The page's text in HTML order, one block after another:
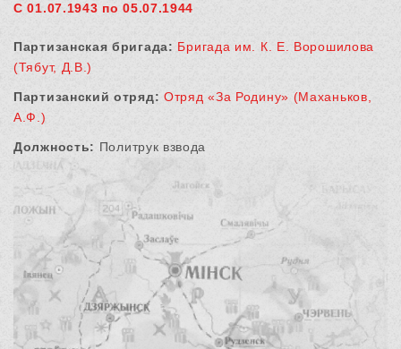
С 01.07.1943 по 05.07.1944
Партизанская бригада: Бригада им. К. Е. Ворошилова
(Тябут, Д.В.)
Партизанский отряд: Отряд «За Родину» (Маханьков,
А.Ф.)
Должность: Политрук взвода